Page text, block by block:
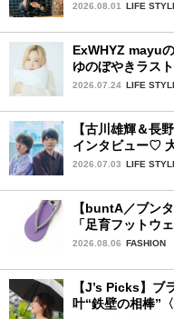
2026.08.01 LIFE
ExWHYZ mayu
ゆのぼやきラスト
2026.07.24 LIFE
【古川雄輝＆長
インタビュー♡
は？
2026.07.03 LIFE
【buntA／ブン
「足育フットウ
中！
2026.08.06 FASHION
【J’s Picks】ブ
叶“鉄壁の相棒”